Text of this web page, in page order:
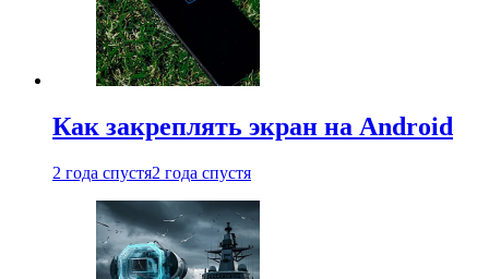
Как закреплять экран на Android
2 года спустя2 года спустя